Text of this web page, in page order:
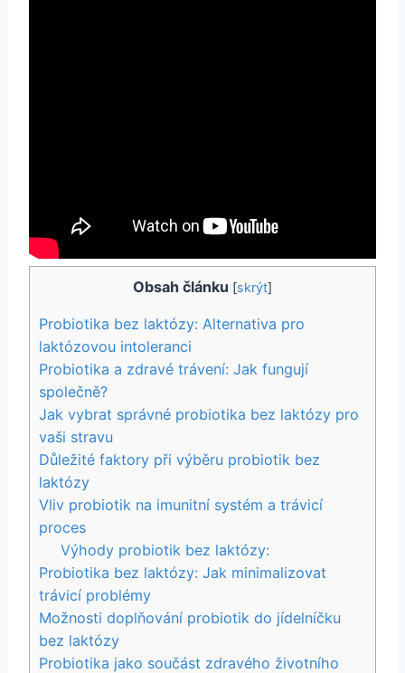
Obsah článku [skrýt]
Probiotika bez laktózy: Alternativa pro
laktózovou intoleranci
Probiotika a zdravé trávení: Jak fungují
společně?
Jak vybrat správné probiotika bez laktózy pro
vaši stravu
Důležité faktory při výběru probiotik bez
laktózy
Vliv probiotik na imunitní systém a trávicí
proces
Výhody probiotik bez laktózy:
Probiotika bez laktózy: Jak minimalizovat
trávicí problémy
Možnosti doplňování probiotik do jídelníčku
bez laktózy
Probiotika jako součást zdravého životního